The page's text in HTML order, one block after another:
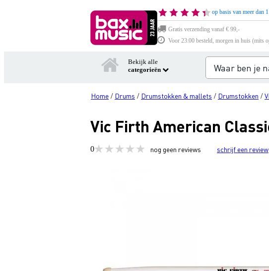
op basis van meer dan
Gratis verzending vanaf € 99,-
Voor 23:00 besteld, morgen in huis (mits
Bekijk alle
categorieën
Home / Drums / Drumstokken & mallets / Drumstokken /
Vic Firth American
0 nog geen reviews schrijf een review